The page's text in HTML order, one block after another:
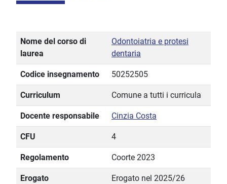
Nome del corso di
laurea
Odontoiatria e protesi
dentaria
Codice insegnamento 50252505
Curriculum Comune a tutti i curricula
Docente responsabile Cinzia Costa
CFU 4
Regolamento Coorte 2023
Erogato Erogato nel 2025/26